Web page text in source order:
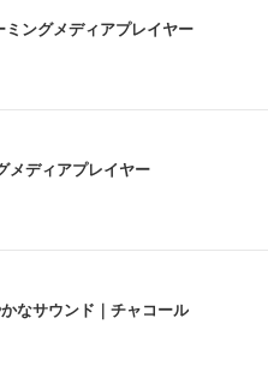
ングメディアプレイヤー
ディアプレイヤー
なサウンド｜チャコール